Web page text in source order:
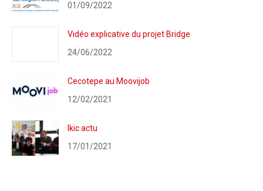
01/09/2022
Vidéo explicative du projet Bridge
24/06/2022
Cecotepe au Moovijob
12/02/2021
Ikic actu
17/01/2021